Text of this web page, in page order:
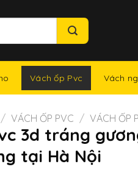
Vách ốp Pvc Vách
/ VÁCH ỐP PVC / VÁCH ỐP
3d tráng
tại Hà Nội